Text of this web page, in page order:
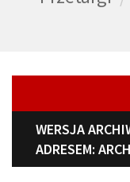
WERSJA
ADRESEM: